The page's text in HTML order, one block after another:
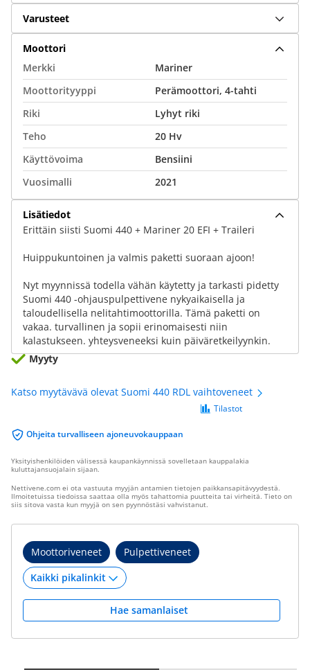
Varusteet
Moottori
Merkki
Mariner
Moottorityyppi
Perämoottori, 4-tahti
Riki
Lyhyt riki
Teho
20 Hv
Käyttövoima
Bensiini
Vuosimalli
2021
Lisätiedot
Erittäin siisti Suomi 440 + Mariner 20 EFI + Traileri
Huippukuntoinen ja valmis paketti suoraan ajoon!
Nyt myynnissä todella vähän käytetty ja tarkasti pidetty
Suomi 440 -ohjauspulpettivene nykyaikaisella ja
taloudellisella nelitahtimoottorilla. Tämä paketti on
vakaa. turvallinen ja sopii erinomaisesti niin
kalastukseen. yhteysveneeksi kuin päiväretkeilyynkin.
Myyty
Katso myytävävä olevat Suomi 440 RDL vaihtoveneet
Ohjeita turvalliseen ajoneuvokauppaan
Tilastot
Yksityishenkilöiden välisessä kaupankäynnissä sovelletaan kauppalakia
kuluttajansuojalain sijaan.
Nettivene.com ei ota vastuuta myyjän antamien tietojen paikkansapitävyydestä.
Ilmoitetuissa tiedoissa saattaa olla myös tahattomia puutteita tai virheitä. Tieto on
siis sitova vasta kun myyjä on sen pyynnöstäsi vahvistanut.
Moottoriveneet Pulpettiveneet
Hae samanlaiset